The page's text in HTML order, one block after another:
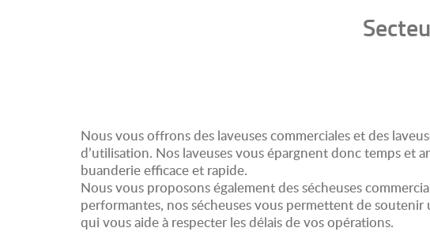
Nous vous offrons des laveuses commerciales et des
d’utilisation. Nos laveuses vous épargnent donc temps et
buanderie efficace et rapide.
Nous vous proposons également des sécheuses
performantes, nos sécheuses vous permettent de
qui vous aide à respecter les délais de vos opérations.